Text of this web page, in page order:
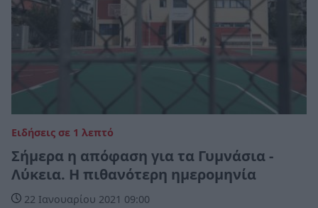
Ειδήσεις σε 1 λεπτό
Σήμερα η απόφαση για τα Γυμνάσια -
Λύκεια. Η πιθανότερη ημερομηνία
22 Ιανουαρίου 2021 09:00